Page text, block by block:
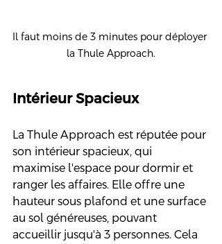
Il faut moins de 3 minutes pour déployer
la Thule Approach.
Intérieur Spacieux
La Thule Approach est réputée pour
son intérieur spacieux, qui
maximise l'espace pour dormir et
ranger les affaires. Elle offre une
hauteur sous plafond et une surface
au sol généreuses, pouvant
accueillir jusqu'à 3 personnes. Cela